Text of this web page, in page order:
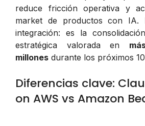
reduce fricción operativa y
market de productos con
integración: es la
estratégica valorada en
millones durante los próximos
Diferencias clave:
on AWS vs Amazon